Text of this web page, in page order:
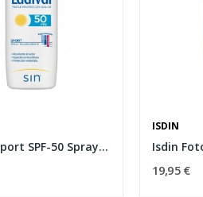
Ladival Sport SPF-50 Spray Transparente 150ml
ISDIN
19,95 €